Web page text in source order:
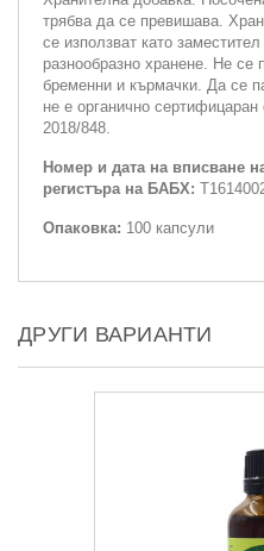
трябва да се превишава.
се използват като
разнообразно хранене. Не се
бременни и кърмачки. Да се
не е органично
2018/848.
Номер и дата на вписване
регистъра на БАБХ:
Опаковка: 100 капсули
ДРУГИ ВАРИАНТИ